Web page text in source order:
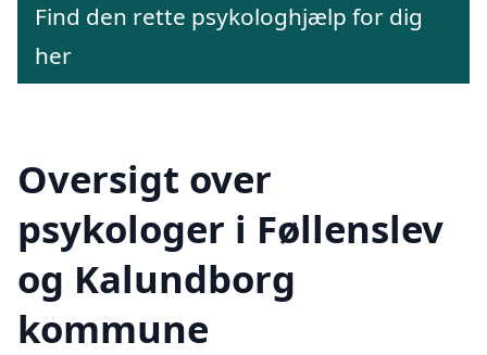
Find den rette psykologhjælp for dig
her
Oversigt over
psykologer i Føllenslev
og Kalundborg
kommune